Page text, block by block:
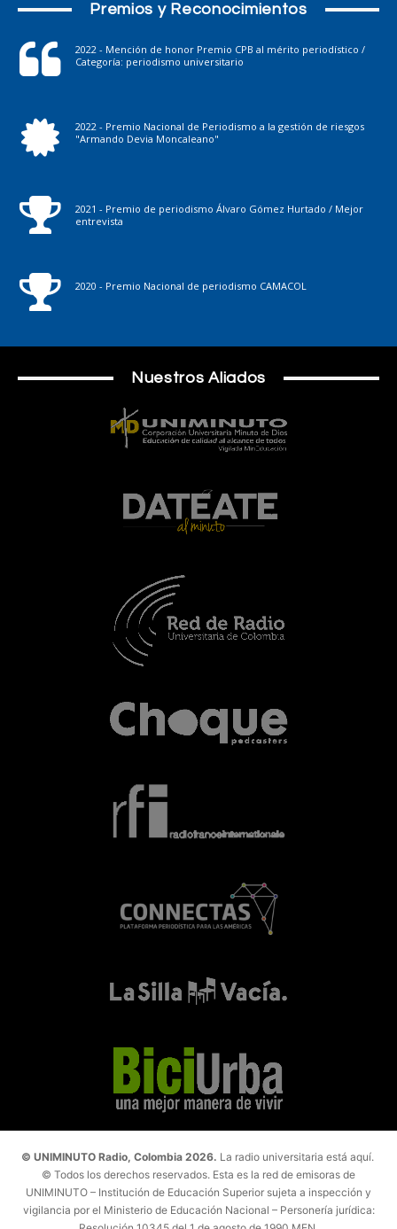
Premios y Reconocimientos
2022 - Mención de honor Premio CPB al mérito periodístico /
Categoría: periodismo universitario
2022 - Premio Nacional de Periodismo a la gestión de riesgos
"Armando Devia Moncaleano"
2021 - Premio de periodismo Álvaro Gómez Hurtado / Mejor
entrevista
2020 - Premio Nacional de periodismo CAMACOL
Nuestros Aliados
© UNIMINUTO Radio, Colombia 2026. La radio universitaria está aquí.
© Todos los derechos reservados. Esta es la red de emisoras de
UNIMINUTO – Institución de Educación Superior sujeta a inspección y
vigilancia por el Ministerio de Educación Nacional – Personería jurídica: